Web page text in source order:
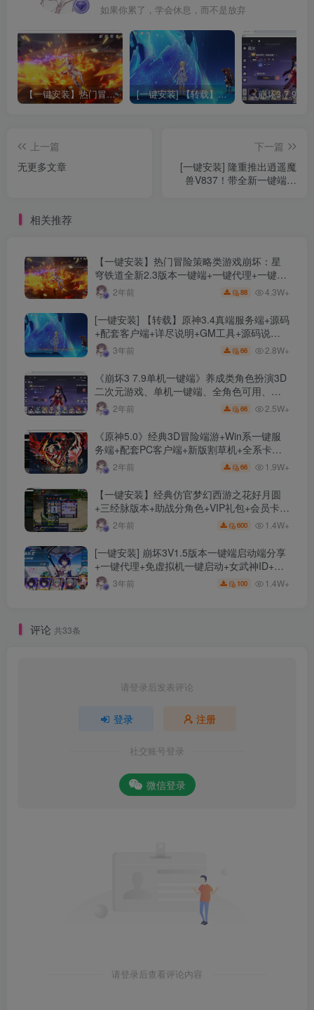
如果你累了，学会休息，而不是放弃
【一键安装】热门冒险策略类游戏崩坏：星穹铁道全新2.3版本一键端+一键代理+一键启动+免虚拟机 [一键安装] 【转载】原神3.4真端服务端+源码+配套客户端+详尽说明+GM工具+源码说明文件
上一篇
无更多文章
下一篇
[一键安装] 隆重推出逍遥魔
兽V837！带全新一键端工
相关推荐
【一键安装】热门冒险策略类游戏崩坏：星
穹铁道全新2.3版本一键端+一键代理+一键启
动+免虚拟机
2年前 88 4.3W+
[一键安装] 【转载】原神3.4真端服务端+源码
+配套客户端+详尽说明+GM工具+源码说明
文件3年前 66 2.8W+
《崩坏3 7.9单机一键端》养成类角色扮演3D
二次元游戏、单机一键端、全角色可用、无
限资源、附带保姆级安装教程
2年前 66 2.5W+
《原神5.0》经典3D冒险端游+Win系一键服
务端+配套PC客户端+新版割草机+全系卡池
文件2年前 66 1.9W+
【一键安装】经典仿官梦幻西游之花好月圆
+三经脉版本+助战分角色+VIP礼包+会员卡
+剧情活动+视频搭建及其他修改资料
2年前 600 1.4W+
[一键安装] 崩坏3V1.5版本一键端启动端分享
+一键代理+免虚拟机一键启动+女武神ID+详
细指令+极简一键修改
3年前 100 1.4W+
评论 共33条
请登录后发表评论
登录 注册
社交账号登录
微信登录
请登录后查看评论内容